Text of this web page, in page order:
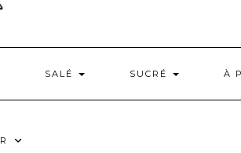
SALÉ SUCRÉ À